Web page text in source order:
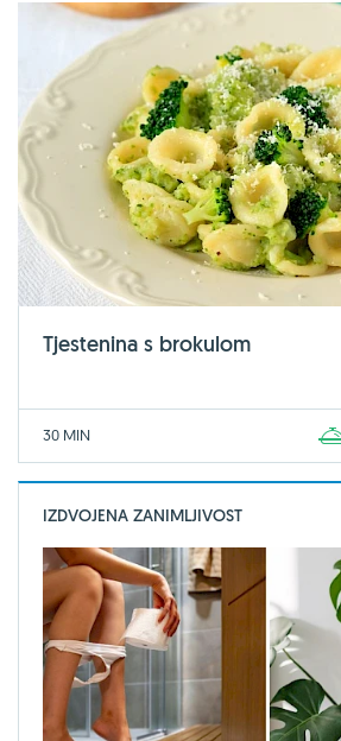
Tjestenina s brokulom
30 MIN
IZDVOJENA ZANIMLJIVOST